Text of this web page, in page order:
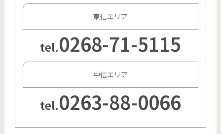
東信エリア
tel.0268-71-5115
中信エリア
tel.0263-88-0066